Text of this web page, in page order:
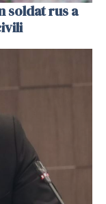
soldat rus a